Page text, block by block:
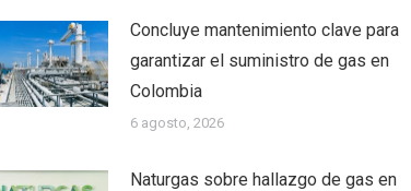
Concluye mantenimiento clave para
garantizar el suministro de gas en
Colombia
6 agosto, 2026
Naturgas sobre hallazgo de gas en